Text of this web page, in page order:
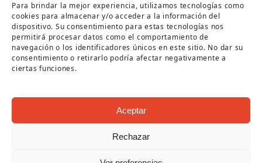
Para brindar la mejor experiencia, utilizamos tecnologías como
cookies para almacenar y/o acceder a la información del
dispositivo. Su consentimiento para estas tecnologías nos
permitirá procesar datos como el comportamiento de
navegación o los identificadores únicos en este sitio. No dar su
consentimiento o retirarlo podría afectar negativamente a
ciertas funciones.
Aceptar
Rechazar
Página cofinanciada por la Diputación de Córdoba
Copyright Oficina de Turismo - Ayuntamiento de